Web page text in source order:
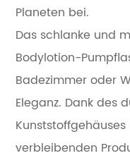
Planeten bei.
Das schlanke und
Bodylotion-
Badezimmer oder
Eleganz. Dank des
verbleibenden